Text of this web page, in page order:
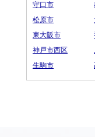
守口市
松原市
東大阪市
神戸市西区
生駒市